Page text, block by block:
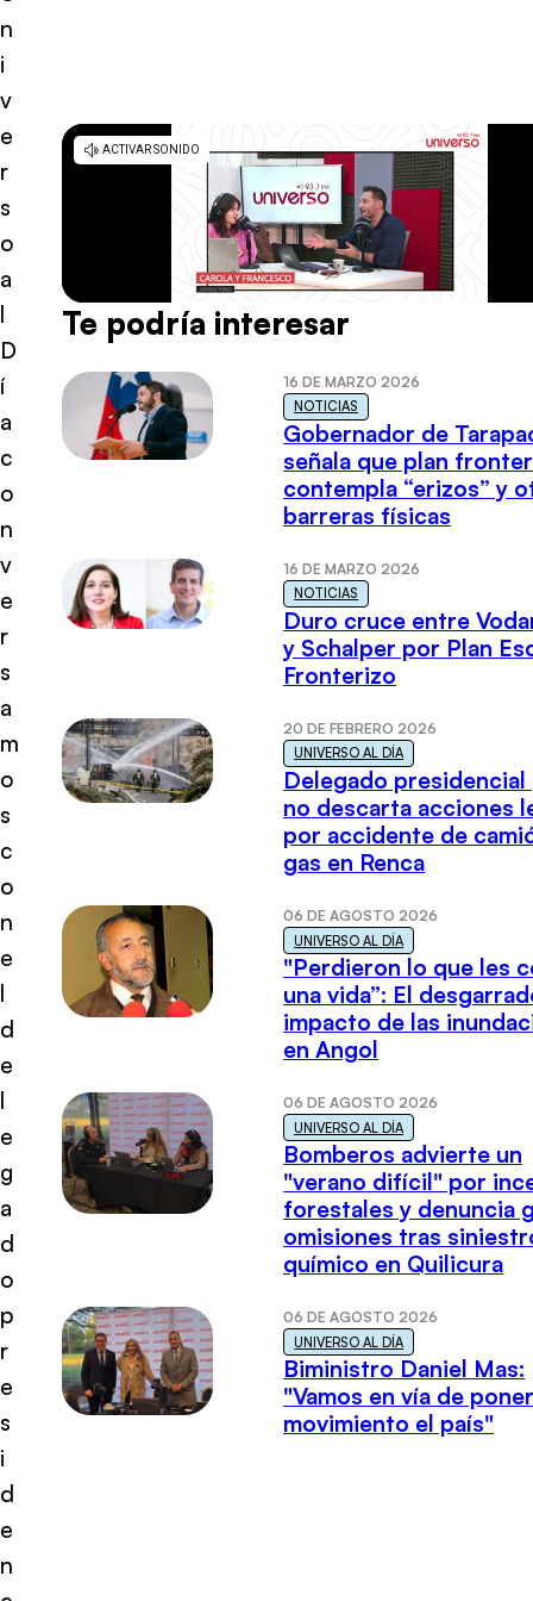
n
i
v
e
r
s
o
a
l
D
í
a
c
o
n
v
e
r
s
a
m
o
s
c
o
n
e
l
d
e
l
e
g
a
d
o
p
r
e
s
i
d
e
n
Te podría interesar
16 DE MARZO 2026
NOTICIAS
Gobernador de
señala que plan
contempla “erizos” y
barreras físicas
16 DE MARZO 2026
NOTICIAS
Duro cruce entre
y Schalper por Plan
Fronterizo
20 DE FEBRERO 2026
UNIVERSO AL DÍA
Delegado presidencial
no descarta acciones
por accidente de
gas en Renca
06 DE AGOSTO 2026
UNIVERSO AL DÍA
"Perdieron lo que les
una vida”: El
impacto de las
en Angol
06 DE AGOSTO 2026
UNIVERSO AL DÍA
Bomberos advierte un
"verano difícil" por
forestales y denuncia
omisiones tras
químico en Quilicura
06 DE AGOSTO 2026
UNIVERSO AL DÍA
Biministro Daniel Mas:
"Vamos en vía de
movimiento el país"